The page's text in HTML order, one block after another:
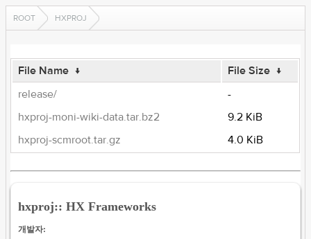
ROOT HXPROJ
File Name ↓ File Size ↓
release/
-
hxproj-moni-wiki-data.tar.bz2
9.2 KiB
hxproj-scmroot.tar.gz
4.0 KiB
hxproj:: HX Frameworks
개발자: